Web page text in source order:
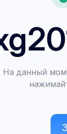
На данный